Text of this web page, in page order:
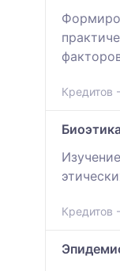
Кредитов
Кредитов